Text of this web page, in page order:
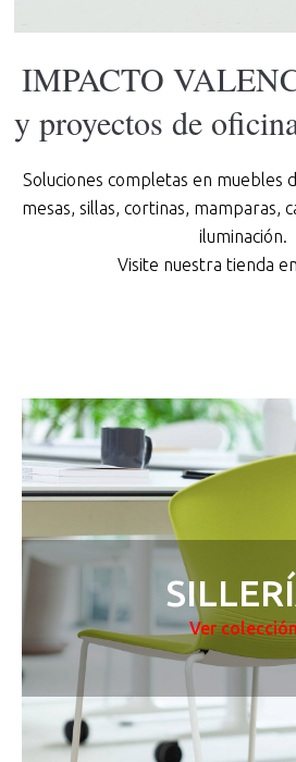
IMPACTO
y proyectos de
Soluciones completas en muebles
mesas, sillas, cortinas, mamparas,
iluminación.
Visite nuestra tienda
Ver